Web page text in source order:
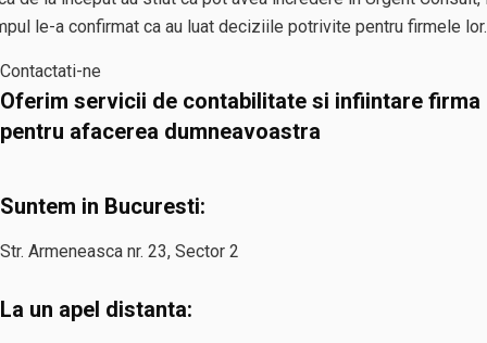
le-a confirmat ca au luat deciziile potrivite pentru firmele lor.
Contactati-ne
Oferim servicii de contabilitate si infiintare firma
pentru afacerea dumneavoastra
Suntem in Bucuresti:
Str. Armeneasca nr. 23, Sector 2
La un apel distanta: